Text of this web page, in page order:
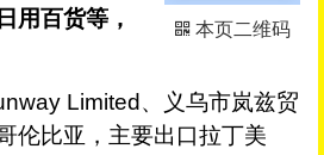
本页二维码
用百货等，
Limited、义乌市岚兹贸
伦比亚，主要出口拉丁美